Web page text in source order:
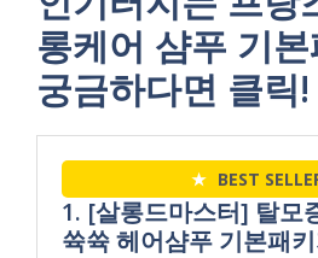
롱케어 샴푸 기
궁금하다면 클릭
★ BEST
1. [살롱드마스터] 탈모
쓕쓕 헤어샴푸 기본패